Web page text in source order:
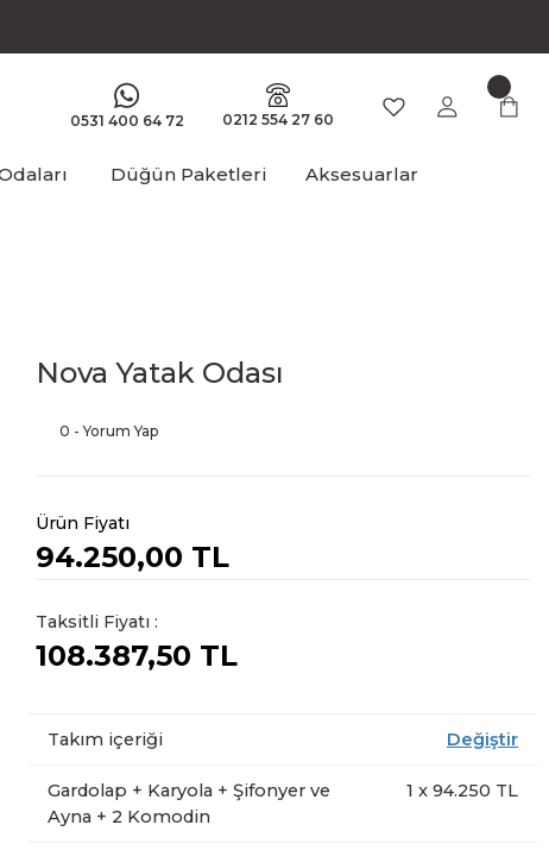
0531 400 64 72 0212 554 27 60
Düğün Paketleri
Aksesuarlar
Nova Yatak Odası
0 - Yorum Yap
Ürün Fiyatı
94.250,00 TL
Taksitli Fiyatı :
108.387,50 TL
Takım içeriği Değiştir
Gardolap + Karyola + Şifonyer ve
Ayna + 2 Komodin
1 x 94.250 TL